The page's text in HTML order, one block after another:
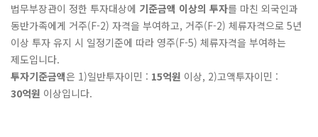
법무부장관이 정한 투자대상에 기준금액 이상의 투자를 마친 외국인과
동반가족에게 거주(F-2) 자격을 부여하고, 거주(F-2) 체류자격으로 5년
이상 투자 유지 시 일정기준에 따라 영주(F-5) 체류자격을 부여하는
제도입니다.
투자기준금액은 1)일반투자이민 : 15억원 이상, 2)고액투자이민 :
30억원 이상입니다.